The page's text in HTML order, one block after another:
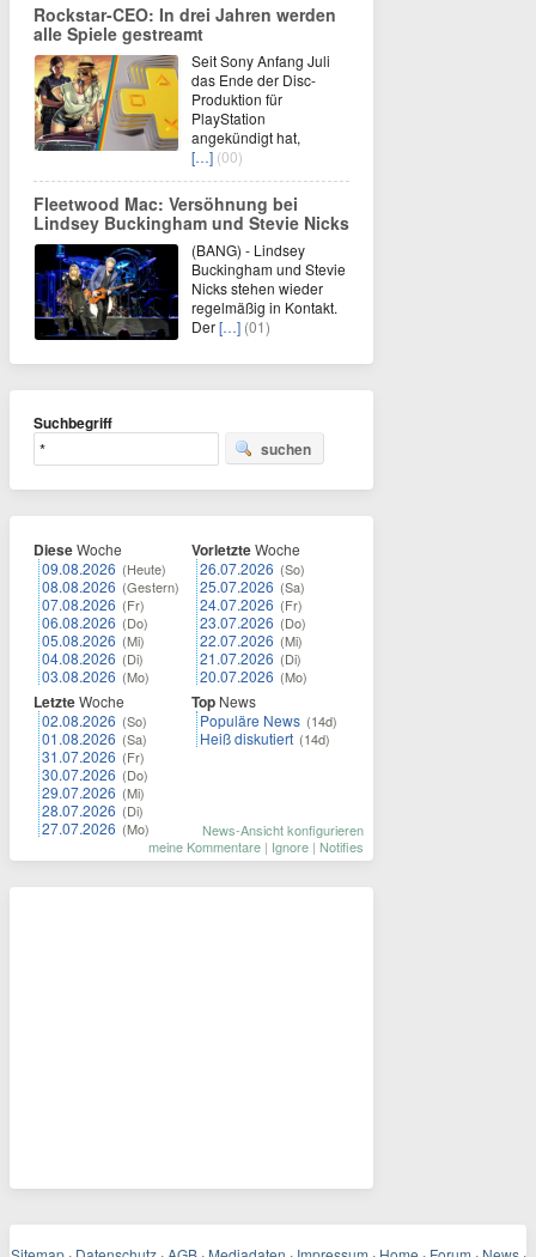
Rockstar-CEO: In drei Jahren werden
alle Spiele gestreamt
Seit Sony Anfang Juli
das Ende der Disc-
Produktion für
PlayStation
angekündigt hat,
[…] (00)
Fleetwood Mac: Versöhnung bei
Lindsey Buckingham und Stevie Nicks
(BANG) - Lindsey
Buckingham und Stevie
Nicks stehen wieder
regelmäßig in Kontakt.
Der[…] (01)
Suchbegriff
suchen
DieseWoche
09.08.2026 (Heute)
08.08.2026 (Gestern)
07.08.2026 (Fr)
06.08.2026 (Do)
05.08.2026 (Mi)
04.08.2026 (Di)
03.08.2026 (Mo)
LetzteWoche
02.08.2026 (So)
01.08.2026 (Sa)
31.07.2026 (Fr)
30.07.2026 (Do)
29.07.2026 (Mi)
28.07.2026 (Di)
27.07.2026 (Mo)
VorletzteWoche
26.07.2026 (So)
25.07.2026 (Sa)
24.07.2026 (Fr)
23.07.2026 (Do)
22.07.2026 (Mi)
21.07.2026 (Di)
20.07.2026 (Mo)
Top News
Populäre News (14d)
Heiß diskutiert (14d)
News-Ansicht konfigurieren
meine Kommentare | Ignore | Notifies